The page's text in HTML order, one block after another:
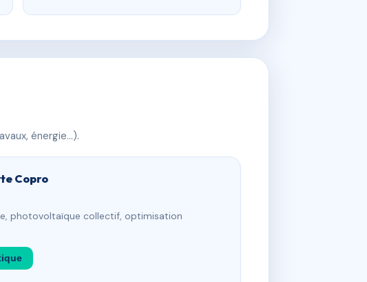
énergie…).
Copro
photovoltaïque collectif, optimisation